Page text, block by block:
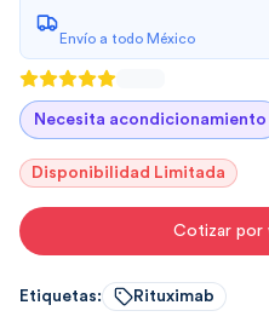
Envío a todo México
Necesita acondicionamiento
Disponibilidad Limitada
Cotizar por
Etiquetas: Rituximab